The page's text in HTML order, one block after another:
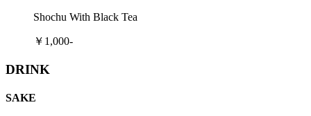
Shochu With Black Tea
￥1,000-
DRINK
SAKE